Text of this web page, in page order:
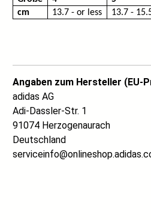
cm
13.7 - or less 13.7 -
Angaben zum Hersteller (EU-
adidas AG
Adi-Dassler-Str. 1
91074 Herzogenaurach
Deutschland